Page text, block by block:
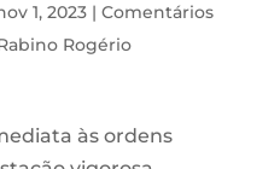
1, 2023| Comentários
Rogério
às ordens